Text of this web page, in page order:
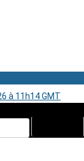
à 11h14 GMT